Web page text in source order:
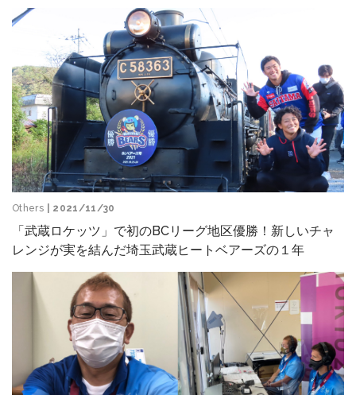
Others | 2021/11/30
「武蔵ロケッツ」で初のBCリーグ地区優勝！新しいチャ
レンジが実を結んだ埼玉武蔵ヒートベアーズの１年